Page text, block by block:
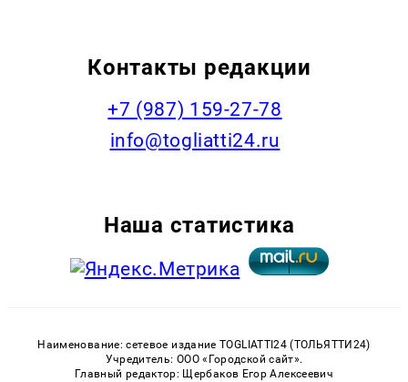
Контакты редакции
+7 (987) 159-27-78
info@togliatti24.ru
Наша статистика
Наименование: сетевое издание TOGLIATTI24 (ТОЛЬЯТТИ24)
Учредитель: ООО «Городской сайт».
Главный редактор: Щербаков Егор Алексеевич